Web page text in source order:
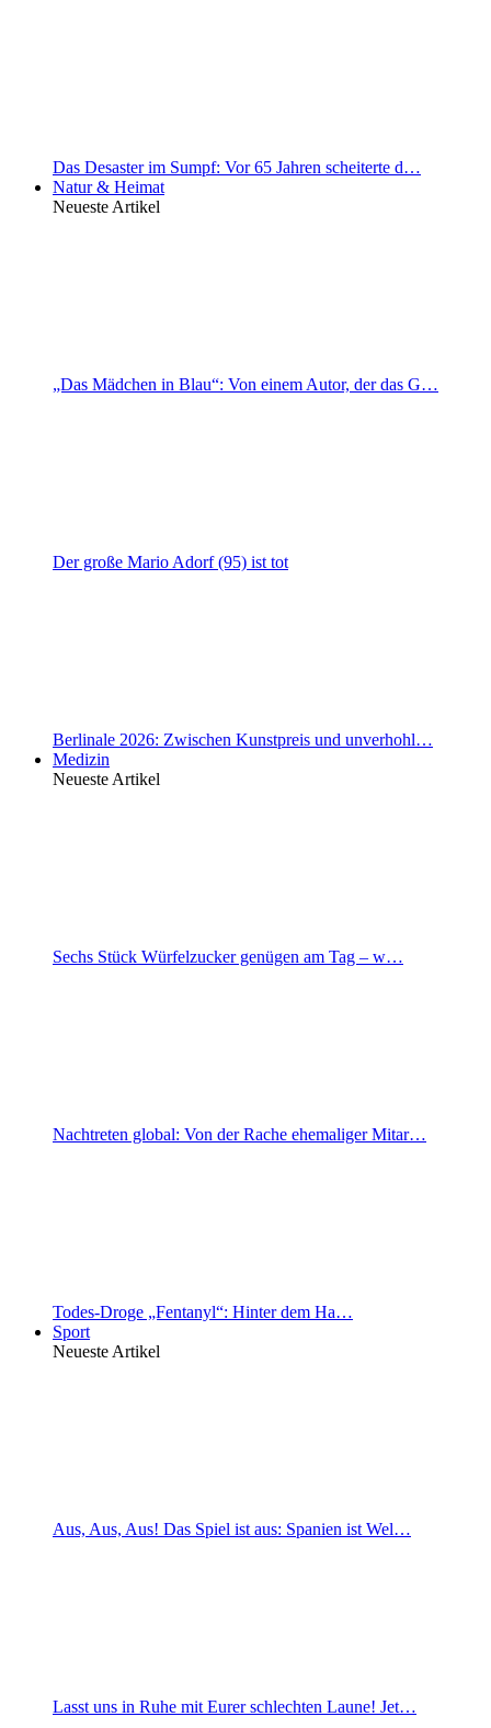
Das Desaster im Sumpf: Vor 65 Jahren scheiterte d…
Natur & Heimat
Neueste Artikel
„Das Mädchen in Blau“: Von einem Autor, der das G…
Der große Mario Adorf (95) ist tot
Berlinale 2026: Zwischen Kunstpreis und unverhohl…
Medizin
Neueste Artikel
Sechs Stück Würfelzucker genügen am Tag – w…
Nachtreten global: Von der Rache ehemaliger Mitar…
Todes-Droge „Fentanyl“: Hinter dem Ha…
Sport
Neueste Artikel
Aus, Aus, Aus! Das Spiel ist aus: Spanien ist Wel…
Lasst uns in Ruhe mit Eurer schlechten Laune! Jet…